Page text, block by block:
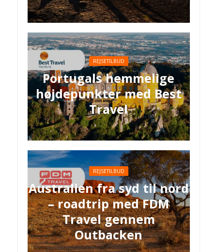
REJSETILBUD
Portugals hemmelige
højdepunkter med Best
Travel
REJSETILBUD
Australien fra syd til nord
– roadtrip med FDM
Travel gennem
Outbacken